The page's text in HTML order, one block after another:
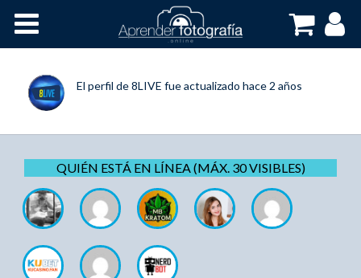
Cursos OnLine
El perfil de8LIVE fue actualizado hace 2 años
QUIÉN ESTÁ EN LÍNEA (MÁX. 30 VISIBLES)